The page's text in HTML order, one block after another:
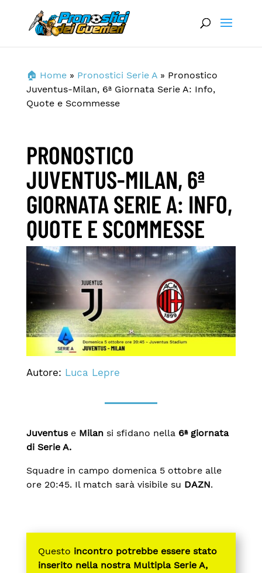
🏠 Home» Pronostici Serie A» Pronostico
Juventus-Milan, 6ª Giornata Serie A: Info,
Quote e Scommesse
PRONOSTICO
JUVENTUS-MILAN, 6ª
GIORNATA SERIE A: INFO,
QUOTE E SCOMMESSE
Autore: Luca Lepre
Juventus e Milan si sfidano nella 6ª giornata
di Serie A.
Squadre in campo domenica 5 ottobre alle
ore 20:45. Il match sarà visibile su DAZN.
Questo incontro potrebbe essere stato
inserito nella nostra Multipla Serie A,